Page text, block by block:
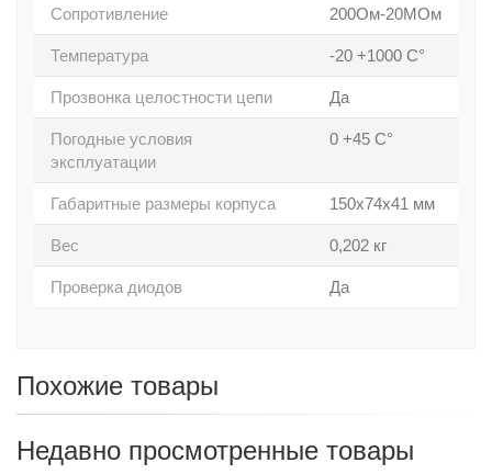
Сопротивление 200Ом-20МОм
Температура -20 +1000 С°
Прозвонка целостности цепи Да
Погодные условия
эксплуатации
0 +45 С°
Габаритные размеры корпуса 150x74x41 мм
Вес 0,202 кг
Проверка диодов Да
Похожие товары
Недавно просмотренные товары